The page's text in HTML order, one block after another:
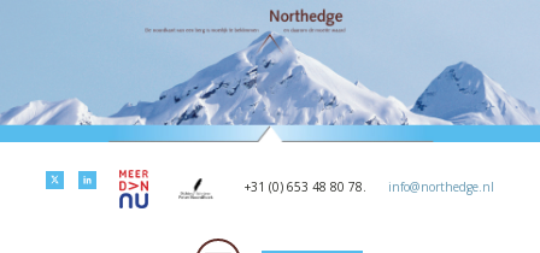
+31 (0) 653 48 80 78. info@northedge.nl